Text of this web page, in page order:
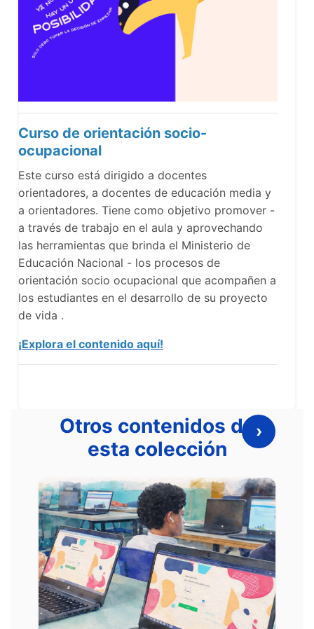
Curso de orientación socio-
ocupacional
Este curso está dirigido a docentes
orientadores, a docentes de educación media y
a orientadores. Tiene como objetivo promover -
a través de trabajo en el aula y aprovechando
las herramientas que brinda el Ministerio de
Educación Nacional - los procesos de
orientación socio ocupacional que acompañen a
los estudiantes en el desarrollo de su proyecto
de vida .
¡Explora el contenido aquí!
Otros contenidos de
esta colección
›